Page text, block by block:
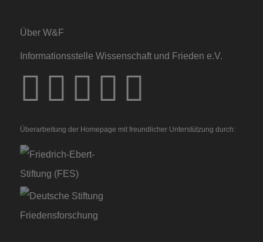
Über W&F
Informationsstelle Wissenschaft und Frieden e.V.
Überarbeitung der Homepage mit freundlicher Unterstützung durch: